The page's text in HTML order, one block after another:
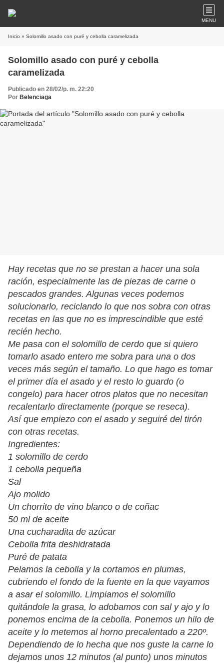
MENU
Inicio » Solomillo asado con puré y cebolla caramelizada
Solomillo asado con puré y cebolla
caramelizada
Publicado en 28/02/p. m. 22:20
Por Belenciaga
Hay recetas que no se prestan a hacer una sola
ración, especialmente las de piezas de carne o
pescados grandes. Algunas veces podemos
solucionarlo, reciclando lo que nos sobra con otras
recetas en las que no es imprescindible que esté
recién hecho.
Me pasa con el solomillo de cerdo que si quiero
tomarlo asado entero me sobra para una o dos
veces más según el tamaño. Lo que hago es tomar
el primer día el asado y el resto lo guardo (o
congelo) para hacer otros platos que no necesitan
recalentarlo directamente (porque se reseca).
Así que empiezo con el asado y seguiré del tirón
con otras recetas.
Ingredientes:
1 solomillo de cerdo
1 cebolla pequeña
Sal
Ajo molido
Un chorrito de vino blanco o de coñac
50 ml de aceite
Una cucharadita de azúcar
Cebolla frita deshidratada
Puré de patata
Pelamos la cebolla y la cortamos en plumas,
cubriendo el fondo de la fuente en la que vayamos
a asar el solomillo. Limpiamos el solomillo
quitándole la grasa, lo adobamos con sal y ajo y lo
ponemos encima de la cebolla. Ponemos un hilo de
aceite y lo metemos al horno precalentado a 220º.
Dependiendo de lo hecha que nos guste la carne lo
dejamos unos 12 minutos (al punto) unos minutos